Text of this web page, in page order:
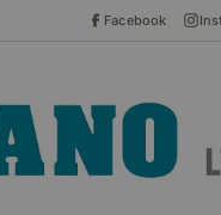
Facebook